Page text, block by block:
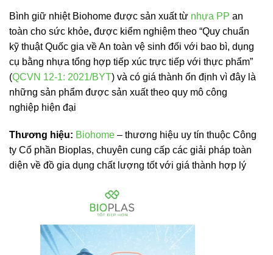
Bình giữ nhiệt Biohome được sản xuất từ nhựa PP an
toàn cho sức khỏe, được kiểm nghiệm theo “Quy chuẩn
kỹ thuật Quốc gia về An toàn vệ sinh đối với bao bì, dụng
cụ bằng nhựa tổng hợp tiếp xúc trực tiếp với thực phẩm”
(QCVN 12-1: 2021/BYT) và có giá thành ổn định vì đây là
những sản phẩm được sản xuất theo quy mô công
nghiệp hiện đại
Thương hiệu: Biohome – thương hiệu uy tín thuộc Công
ty Cổ phần Bioplas, chuyên cung cấp các giải pháp toàn
diện về đồ gia dụng chất lượng tốt với giá thành hợp lý